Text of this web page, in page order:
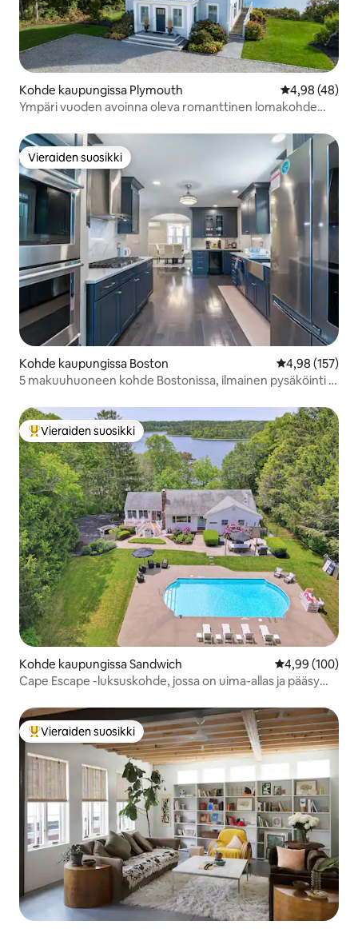
Kohde kaupungissa Plymouth
4,98 (48)
Ympäri vuoden avoinna oleva romanttinen lomakohde
Vieraiden suosikki
Vieraiden suosikki
Kohde kaupungissa Boston
4,98 (157)
5 makuuhuoneen kohde Bostonissa, ilmainen pysäköinti ja
Vieraiden suosikkien parhaimmistoa
Vieraiden suosikki
Kohde kaupungissa Sandwich
4,99 (100)
Cape Escape -luksuskohde, jossa on uima-allas ja pääsy
Vieraiden suosikkien parhaimmistoa
Vieraiden suosikki